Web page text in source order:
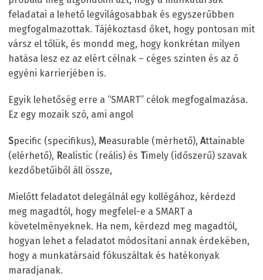
feladatai a lehető legvilágosabbak és egyszerűbben
megfogalmazottak. Tájékoztasd őket, hogy pontosan mit
vársz el tőlük, és mondd meg, hogy konkrétan milyen
hatása lesz ez az elért célnak – céges szinten és az ő
egyéni karrierjében is.
Egyik lehetőség erre a “SMART” célok megfogalmazása.
Ez egy mozaik szó, ami angol
Specific (specifikus), Measurable (mérhető), Attainable
(elérhető), Realistic (reális) és Timely (időszerű) szavak
kezdőbetűiből áll össze,
Mielőtt feladatot delegálnál egy kollégához, kérdezd
meg magadtól, hogy megfelel-e a SMART a
követelményeknek. Ha nem, kérdezd meg magadtól,
hogyan lehet a feladatot módosítani annak érdekében,
hogy a munkatársaid fókuszáltak és hatékonyak
maradjanak.